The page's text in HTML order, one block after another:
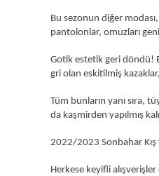
Bu sezonun diğer
pantolonlar, omuzları
Gotik estetik geri döndü!
gri olan eskitilmiş
Tüm bunların yanı sıra,
da kaşmirden yapılmış
2022/2023 Sonbahar
Herkese keyifli